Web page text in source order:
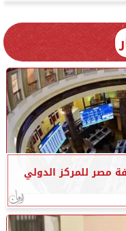
مصر للمركز الدولي